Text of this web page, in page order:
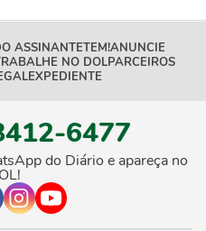
ASSINANTETEM!ANUNCIE
NO DOLPARCEIROS
EXPEDIENTE
6477
do Diário e apareça no